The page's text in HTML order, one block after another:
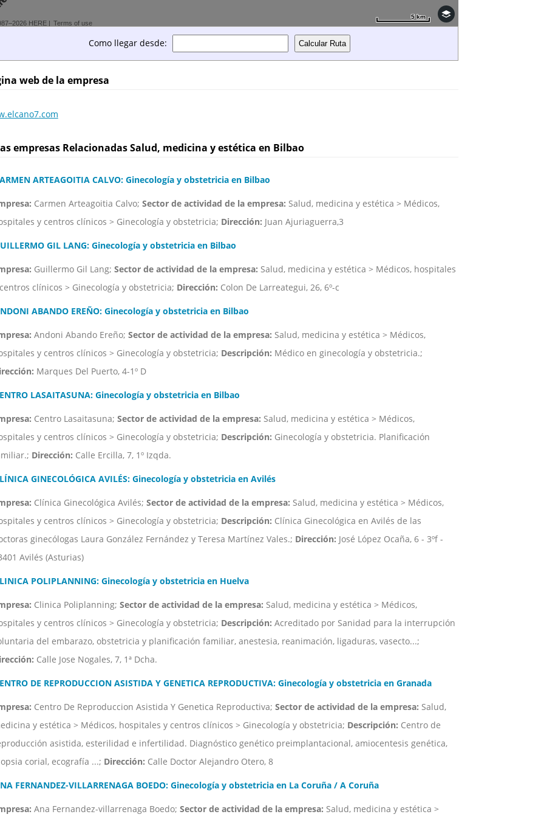
HERE | Terms of use
5 km
5 km
Como llegar desde:
web de la empresa
empresas Relacionadas Salud, medicina y estética en Bilbao
ARTEAGOITIA CALVO: Ginecología y obstetricia en Bilbao
Carmen Arteagoitia Calvo; Sector de actividad de la empresa: Salud, medicina y estética > Médicos,
y centros clínicos > Ginecología y obstetricia; Dirección: Juan Ajuriaguerra,3
GIL LANG: Ginecología y obstetricia en Bilbao
Guillermo Gil Lang; Sector de actividad de la empresa: Salud, medicina y estética > Médicos, hospitales
clínicos > Ginecología y obstetricia; Dirección: Colon De Larreategui, 26, 6º-c
ABANDO EREÑO: Ginecología y obstetricia en Bilbao
Andoni Abando Ereño; Sector de actividad de la empresa: Salud, medicina y estética > Médicos,
y centros clínicos > Ginecología y obstetricia; Descripción: Médico en ginecología y obstetricia.;
Marques Del Puerto, 4-1º D
LASAITASUNA: Ginecología y obstetricia en Bilbao
Centro Lasaitasuna; Sector de actividad de la empresa: Salud, medicina y estética > Médicos,
y centros clínicos > Ginecología y obstetricia; Descripción: Ginecología y obstetricia. Planificación
Dirección: Calle Ercilla, 7, 1º Izqda.
GINECOLÓGICA AVILÉS: Ginecología y obstetricia en Avilés
Clínica Ginecológica Avilés; Sector de actividad de la empresa: Salud, medicina y estética > Médicos,
y centros clínicos > Ginecología y obstetricia; Descripción: Clínica Ginecológica en Avilés de las
ginecólogas Laura González Fernández y Teresa Martínez Vales.; Dirección: José López Ocaña, 6 - 3ºf -
Avilés (Asturias)
POLIPLANNING: Ginecología y obstetricia en Huelva
Clinica Poliplanning; Sector de actividad de la empresa: Salud, medicina y estética > Médicos,
y centros clínicos > Ginecología y obstetricia; Descripción: Acreditado por Sanidad para la interrupción
del embarazo, obstetricia y planificación familiar, anestesia, reanimación, ligaduras, vasecto...;
Calle Jose Nogales, 7, 1ª Dcha.
DE REPRODUCCION ASISTIDA Y GENETICA REPRODUCTIVA: Ginecología y obstetricia en Granada
Centro De Reproduccion Asistida Y Genetica Reproductiva; Sector de actividad de la empresa: Salud,
y estética > Médicos, hospitales y centros clínicos > Ginecología y obstetricia; Descripción: Centro de
asistida, esterilidad e infertilidad. Diagnóstico genético preimplantacional, amiocentesis genética,
corial, ecografía ...; Dirección: Calle Doctor Alejandro Otero, 8
FERNANDEZ-VILLARRENAGA BOEDO: Ginecología y obstetricia en La Coruña / A Coruña
Ana Fernandez-villarrenaga Boedo; Sector de actividad de la empresa: Salud, medicina y estética >